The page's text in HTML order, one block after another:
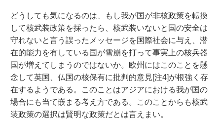
どうしても気になるのは、もし我が国が非核政策を転換
して核武装政策を採ったら、核武装いないと国の安全は
守れないと言う誤ったメッセージを国際社会に与え、潜
在的能力を有している国が雪崩を打って事実上の核兵器
国が増えてしまうのではないか。欧州にはこのことを懸
念して英国、仏国の核保有に批判的意見[注4]が根強く存
在するようである。このことはアジアにおける我が国の
場合にも当て嵌まる考え方である。このことからも核武
装政策の選択は賢明な政策だとは言えまい。